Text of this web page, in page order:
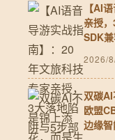
【AI
亲授
SDK兼
2026/
双碳
欧盟
边缘